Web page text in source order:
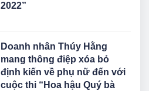
2022”
Doanh nhân Thúy Hằng
mang thông điệp xóa bỏ
định kiến về phụ nữ đến với
cuộc thi “Hoa hậu Quý bà